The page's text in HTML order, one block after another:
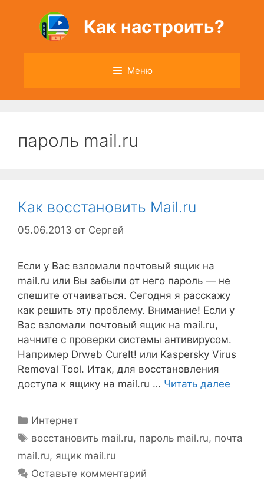
содержимому
Как настроить?
Меню
пароль mail.ru
Как восстановить Mail.ru
05.06.2013 от Сергей
Если у Вас взломали почтовый ящик на
mail.ru или Вы забыли от него пароль — не
спешите отчаиваться. Сегодня я расскажу
как решить эту проблему. Внимание! Если у
Вас взломали почтовый ящик на mail.ru,
начните с проверки системы антивирусом.
Например Drweb CureIt! или Kaspersky Virus
Removal Tool. Итак, для восстановления
доступа к ящику на mail.ru … Читать далее
Рубрики
Интернет
Метки
восстановить mail.ru, пароль mail.ru, почта
mail.ru, ящик mail.ru
Оставьте комментарий